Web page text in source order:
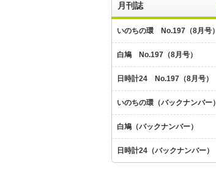
月刊誌
いのちの環 No.197（8月号）
白鳩 No.197（8月号）
日時計24 No.197（8月号）
いのちの環（バックナンバー）
白鳩（バックナンバー）
日時計24（バックナンバー）